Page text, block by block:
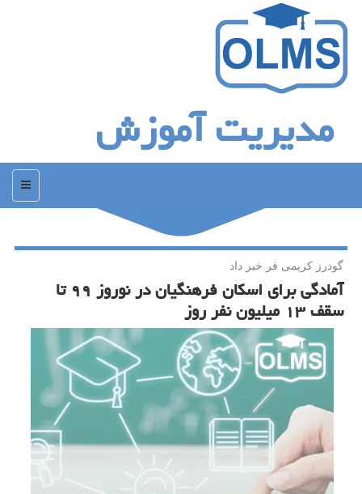
مدیریت آموزش
منو
گودرز كریمی فر خبر داد
آمادگی برای اسكان فرهنگیان در نوروز ۹۹ تا
سقف ۱۳ میلیون نفر روز